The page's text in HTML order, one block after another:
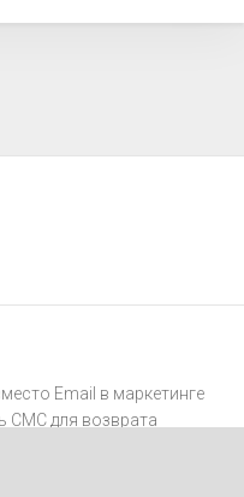
Email в маркетинге
СМС для возврата